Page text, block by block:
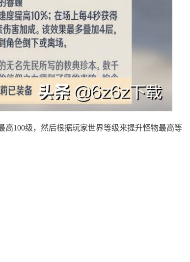
100级，然后根据玩家世界等级来提升怪物最高等